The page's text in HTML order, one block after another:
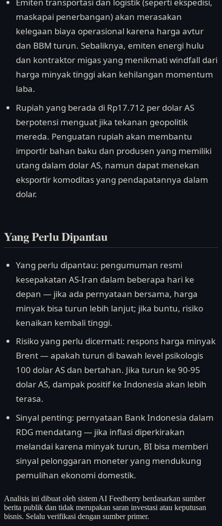
Emiten transportasi dan logistik (seperti ekspedisi,
maskapai penerbangan) akan merasakan
kelegaan biaya operasional karena harga avtur
dan BBM turun. Sebaliknya, emiten energi hulu
dan kontraktor migas yang menikmati windfall dari
harga minyak tinggi akan kehilangan momentum
laba.
Rupiah yang berada di Rp17.712 per dolar AS
berpotensi menguat jika tekanan geopolitik
mereda. Penguatan rupiah akan membantu
importir bahan baku dan produsen yang memiliki
utang dalam dolar AS, namun dapat menekan
eksportir komoditas yang pendapatannya dalam
dolar.
Yang Perlu Dipantau
Yang perlu dipantau: pengumuman resmi
kesepakatan AS-Iran dalam beberapa hari ke
depan — jika ada pernyataan bersama, harga
minyak bisa turun lebih lanjut; jika buntu, risiko
kenaikan kembali tinggi.
Risiko yang perlu dicermati: respons harga minyak
Brent — apakah turun di bawah level psikologis
100 dolar AS dan bertahan. Jika turun ke 90-95
dolar AS, dampak positif ke Indonesia akan lebih
terasa.
Sinyal penting: pernyataan Bank Indonesia dalam
RDG mendatang — jika inflasi diperkirakan
melandai karena minyak turun, BI bisa memberi
sinyal pelonggaran moneter yang mendukung
pemulihan ekonomi domestik.
Analisis ini dibuat oleh sistem AI Feedberry berdasarkan sumber
berita publik dan tidak merupakan saran investasi atau keputusan
bisnis. Selalu verifikasi dengan sumber primer.